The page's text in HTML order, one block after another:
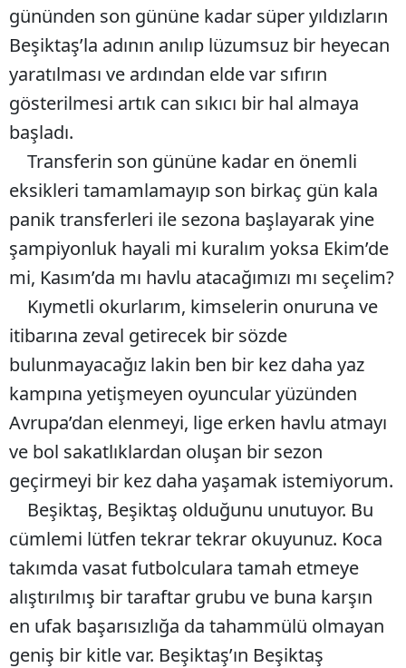
gününden son gününe kadar süper yıldızların
Beşiktaş’la adının anılıp lüzumsuz bir heyecan
yaratılması ve ardından elde var sıfırın
gösterilmesi artık can sıkıcı bir hal almaya
başladı.
Transferin son gününe kadar en önemli
eksikleri tamamlamayıp son birkaç gün kala
panik transferleri ile sezona başlayarak yine
şampiyonluk hayali mi kuralım yoksa Ekim’de
mi, Kasım’da mı havlu atacağımızı mı seçelim?
Kıymetli okurlarım, kimselerin onuruna ve
itibarına zeval getirecek bir sözde
bulunmayacağız lakin ben bir kez daha yaz
kampına yetişmeyen oyuncular yüzünden
Avrupa’dan elenmeyi, lige erken havlu atmayı
ve bol sakatlıklardan oluşan bir sezon
geçirmeyi bir kez daha yaşamak istemiyorum.
Beşiktaş, Beşiktaş olduğunu unutuyor. Bu
cümlemi lütfen tekrar tekrar okuyunuz. Koca
takımda vasat futbolculara tamah etmeye
alıştırılmış bir taraftar grubu ve buna karşın
en ufak başarısızlığa da tahammülü olmayan
geniş bir kitle var. Beşiktaş’ın Beşiktaş